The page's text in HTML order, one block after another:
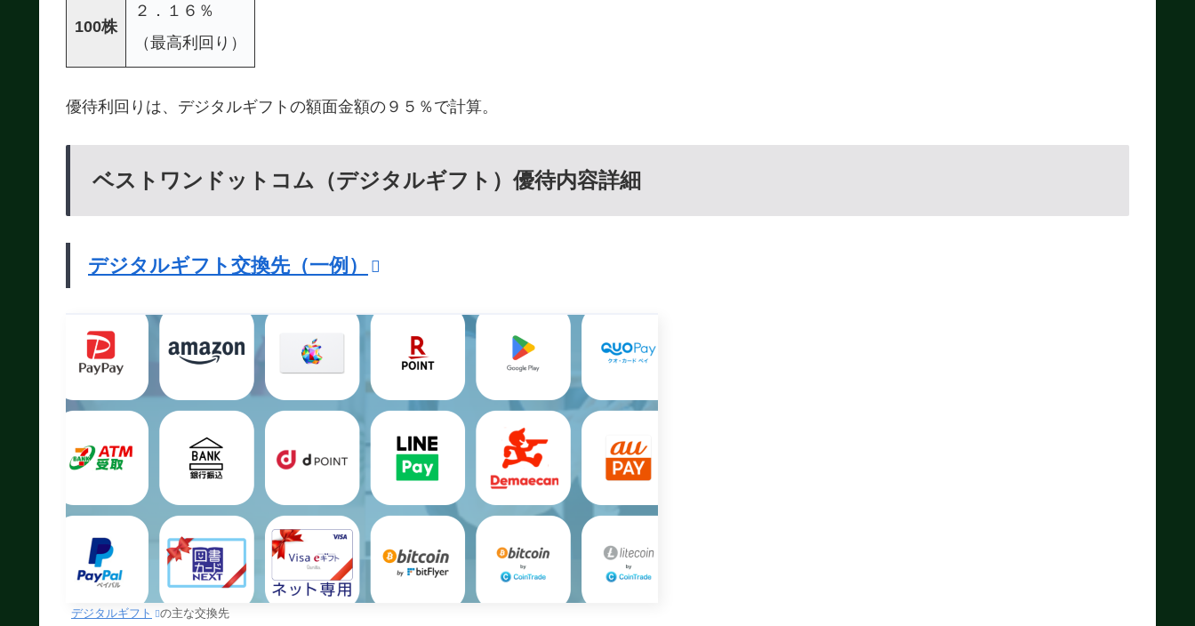
100株
２．１６％
（最高利回り）
優待利回りは、デジタルギフトの額面金額の９５％で計算。
ベストワンドットコム（デジタルギフト）優待内容詳細
デジタルギフト交換先（一例）
デジタルギフト の主な交換先